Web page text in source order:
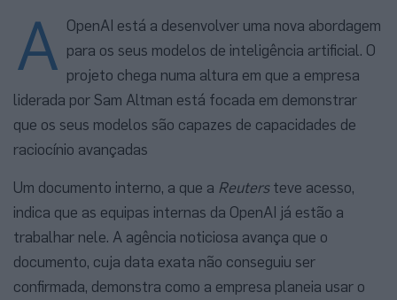
A OpenAI está a desenvolver uma nova abordagem
para os seus modelos de inteligência artificial. O
projeto chega numa altura em que a empresa
liderada por Sam Altman está focada em demonstrar
que os seus modelos são capazes de capacidades de
raciocínio avançadas
Um documento interno, a que a Reutersteve acesso,
indica que as equipas internas da OpenAI já estão a
trabalhar nele. A agência noticiosa avança que o
documento, cuja data exata não conseguiu ser
confirmada, demonstra como a empresa planeia usar o